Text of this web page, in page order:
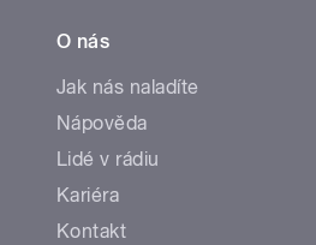
O nás
Jak nás naladíte
Nápověda
Lidé v rádiu
Kariéra
Kontakt